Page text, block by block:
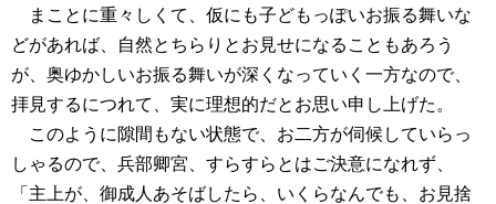
まことに重々しくて、仮にも子どもっぽいお振る舞いな
どがあれば、自然とちらりとお見せになることもあろう
が、奥ゆかしいお振る舞いが深くなっていく一方なので、
拝見するにつれて、実に理想的だとお思い申し上げた。
このように隙間もない状態で、お二方が伺候していらっ
しゃるので、兵部卿宮、すらすらとはご決意になれず、
「主上が、御成人あそばしたら、いくらなんでも、お見捨